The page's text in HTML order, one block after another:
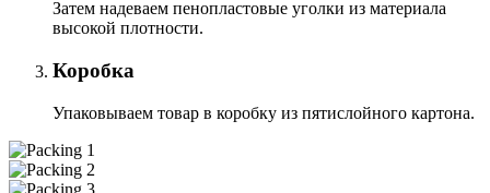
Затем надеваем пенопластовые уголки из материала
высокой плотности.
Коробка
Упаковываем товар в коробку из пятислойного картона.